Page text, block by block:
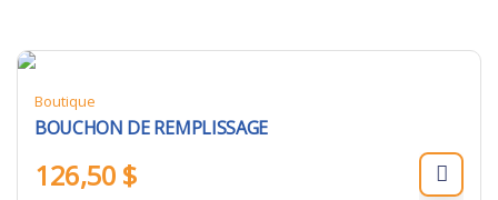
Boutique
BOUCHON DE REMPLISSAGE
126,50 $